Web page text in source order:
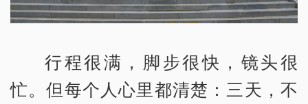
行程很满，脚步很快，镜头很
忙。但每个人心里都清楚：三天，不